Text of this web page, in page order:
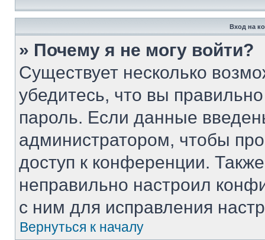
Вход на
» Почему я не могу войти?
Существует несколько
убедитесь, что вы
пароль. Если данные
администратором, чтобы
доступ к конференции.
неправильно настроил
с ним для исправления
Вернуться к началу